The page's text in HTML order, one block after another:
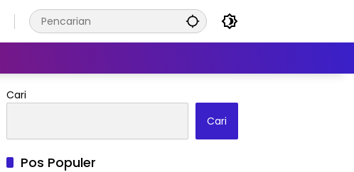
Cari
Cari
Pos Populer